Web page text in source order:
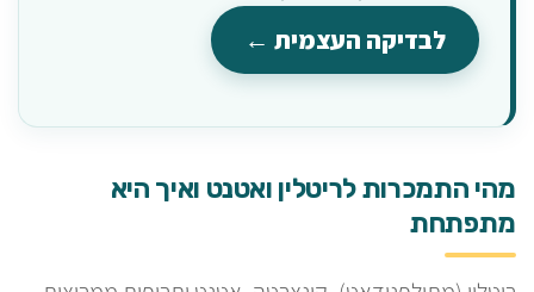
לבדיקה העצמית ←
מהי התמכרות לריטלין ואטנט ואיך היא
מתפתחת